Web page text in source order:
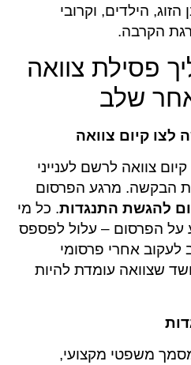
הילדים, וקרובי
הקרבה.
פסילת צוואה
שלב
צוואה לרשם לענייני
הבקשה. מרגע הפרסום
. כל מי
על הפרסום – עלול לפספס
לעקוב אחרי פרסומי
שצוואה עומדת להיות
משפטי מקצועי,